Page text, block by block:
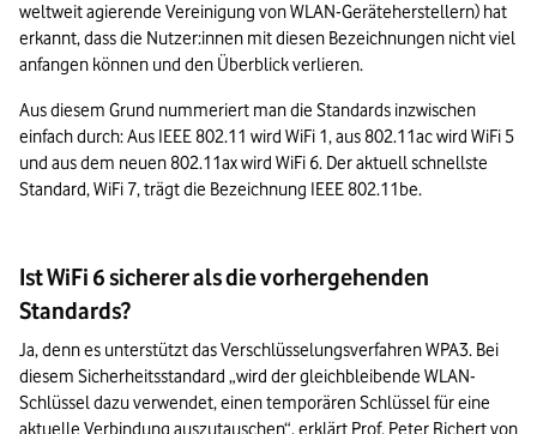
weltweit agierende Vereinigung von WLAN-Geräteherstellern) hat
erkannt, dass die Nutzer:innen mit diesen Bezeichnungen nicht viel
anfangen können und den Überblick verlieren.
Aus diesem Grund nummeriert man die Standards inzwischen
einfach durch: Aus IEEE 802.11 wird WiFi 1, aus 802.11ac wird WiFi 5
und aus dem neuen 802.11ax wird WiFi 6. Der aktuell schnellste
Standard, WiFi 7, trägt die Bezeichnung IEEE 802.11be.
Ist WiFi 6 sicherer als die vorhergehenden
Standards?
Ja, denn es unterstützt das Verschlüsselungsverfahren WPA3. Bei
diesem Sicherheitsstandard „wird der gleichbleibende WLAN-
Schlüssel dazu verwendet, einen temporären Schlüssel für eine
aktuelle Verbindung auszutauschen“, erklärt Prof. Peter Richert von